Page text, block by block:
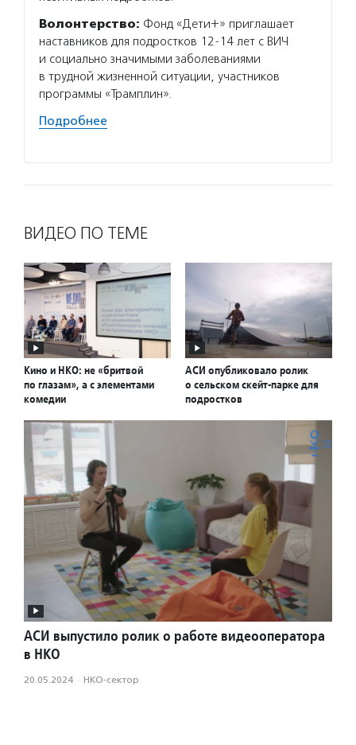
Волонтерство: Фонд «Дети+» приглашает
наставников для подростков 12-14 лет с ВИЧ
и социально значимыми заболеваниями
в трудной жизненной ситуации, участников
программы «Трамплин».
Подробнее
ВИДЕО ПО ТЕМЕ
Кино и НКО: не «бритвой
по глазам», а с элементами
комедии
АСИ опубликовало ролик
о сельском скейт-парке для
подростков
АСИ выпустило ролик о работе видеооператора
в НКО
20.05.2024 · НКО-сектор